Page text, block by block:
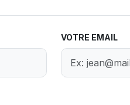
VOTRE EMAIL